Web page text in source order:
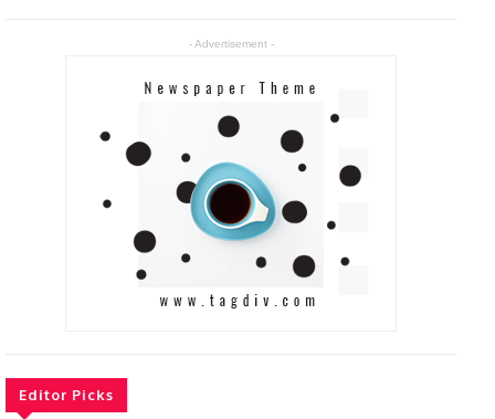
- Advertisement -
Editor Picks